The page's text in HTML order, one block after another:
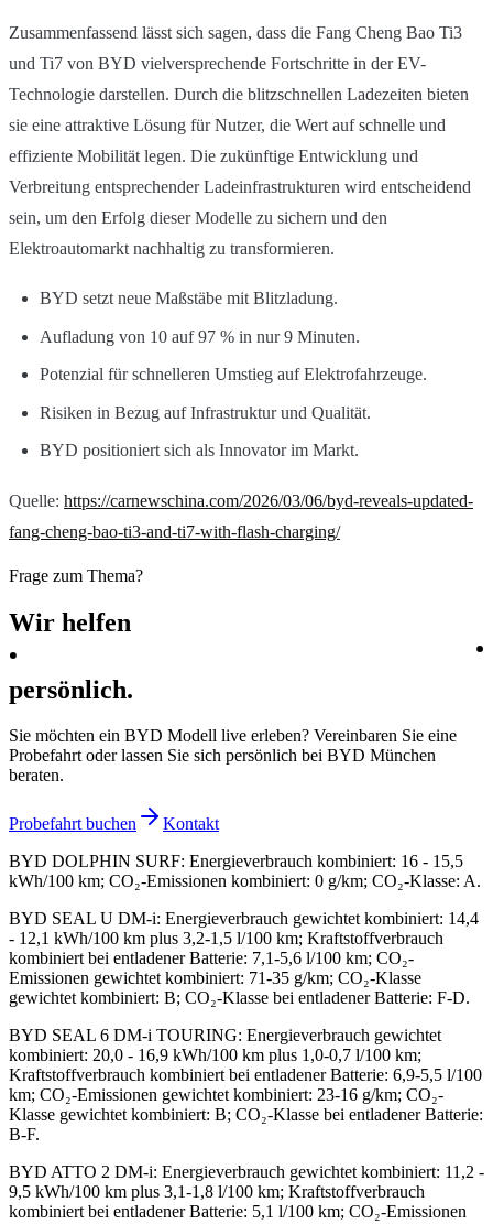
Zusammenfassend lässt sich sagen, dass die Fang Cheng Bao Ti3
und Ti7 von BYD vielversprechende Fortschritte in der EV-
Technologie darstellen. Durch die blitzschnellen Ladezeiten bieten
sie eine attraktive Lösung für Nutzer, die Wert auf schnelle und
effiziente Mobilität legen. Die zukünftige Entwicklung und
Verbreitung entsprechender Ladeinfrastrukturen wird entscheidend
sein, um den Erfolg dieser Modelle zu sichern und den
Elektroautomarkt nachhaltig zu transformieren.
BYD setzt neue Maßstäbe mit Blitzladung.
Aufladung von 10 auf 97 % in nur 9 Minuten.
Potenzial für schnelleren Umstieg auf Elektrofahrzeuge.
Risiken in Bezug auf Infrastruktur und Qualität.
BYD positioniert sich als Innovator im Markt.
Quelle: https://carnewschina.com/2026/03/06/byd-reveals-updated-
fang-cheng-bao-ti3-and-ti7-with-flash-charging/
Frage zum Thema?
Wir helfen
persönlich.
Sie möchten ein BYD Modell live erleben? Vereinbaren Sie eine
Probefahrt oder lassen Sie sich persönlich bei BYD München
beraten.
Probefahrt buchen
Kontakt
BYD DOLPHIN SURF: Energieverbrauch kombiniert: 16 - 15,5
kWh/100 km; CO₂-Emissionen kombiniert: 0 g/km; CO₂-Klasse: A.
BYD SEAL U DM-i: Energieverbrauch gewichtet kombiniert: 14,4
- 12,1 kWh/100 km plus 3,2-1,5 l/100 km; Kraftstoffverbrauch
kombiniert bei entladener Batterie: 7,1-5,6 l/100 km; CO₂-
Emissionen gewichtet kombiniert: 71-35 g/km; CO₂-Klasse
gewichtet kombiniert: B; CO₂-Klasse bei entladener Batterie: F-D.
BYD SEAL 6 DM-i TOURING: Energieverbrauch gewichtet
kombiniert: 20,0 - 16,9 kWh/100 km plus 1,0-0,7 l/100 km;
Kraftstoffverbrauch kombiniert bei entladener Batterie: 6,9-5,5 l/100
km; CO₂-Emissionen gewichtet kombiniert: 23-16 g/km; CO₂-
Klasse gewichtet kombiniert: B; CO₂-Klasse bei entladener Batterie:
B-F.
BYD ATTO 2 DM-i: Energieverbrauch gewichtet kombiniert: 11,2 -
9,5 kWh/100 km plus 3,1-1,8 l/100 km; Kraftstoffverbrauch
kombiniert bei entladener Batterie: 5,1 l/100 km; CO₂-Emissionen